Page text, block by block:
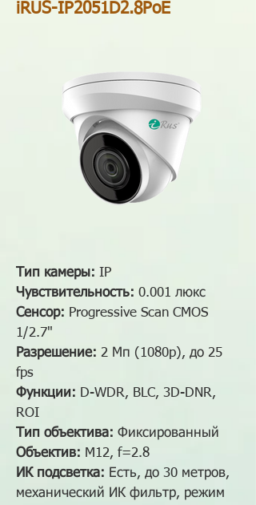
iRUS-IP2051D2.8PoE
Тип камеры: IP
Чувствительность: 0.001 люкс
Сенсор: Progressive Scan CMOS
1/2.7"
Разрешение: 2 Мп (1080p), до 25
fps
Функции: D-WDR, BLC, 3D-DNR,
ROI
Тип объектива: Фиксированный
Объектив: M12, f=2.8
ИК подсветка: Есть, до 30 метров,
механический ИК фильтр, режим